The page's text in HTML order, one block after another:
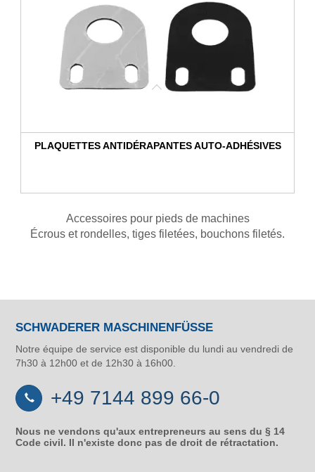
PLAQUETTES ANTIDÉRAPANTES AUTO-ADHÉSIVES
Accessoires pour pieds de machines
Écrous et rondelles, tiges filetées, bouchons filetés.
SCHWADERER MASCHINENFÜSSE
Notre équipe de service est disponible du lundi au vendredi de
7h30 à 12h00 et de 12h30 à 16h00.
+49 7144 899 66-0
Nous ne vendons qu'aux entrepreneurs au sens du § 14
Code civil. Il n'existe donc pas de droit de rétractation.